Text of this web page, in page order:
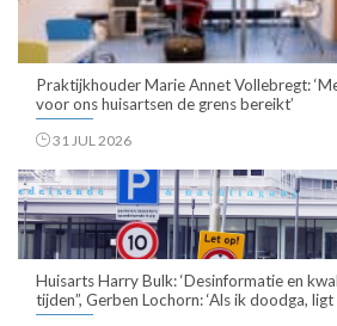
Praktijkhouder Marie Annet Vollebregt:
voor ons huisartsen de grens bereikt’
31 JUL 2026
Huisarts Harry Bulk: ‘Desinformatie en
tijden”, Gerben Lochorn: ‘Als ik doodga, ligt